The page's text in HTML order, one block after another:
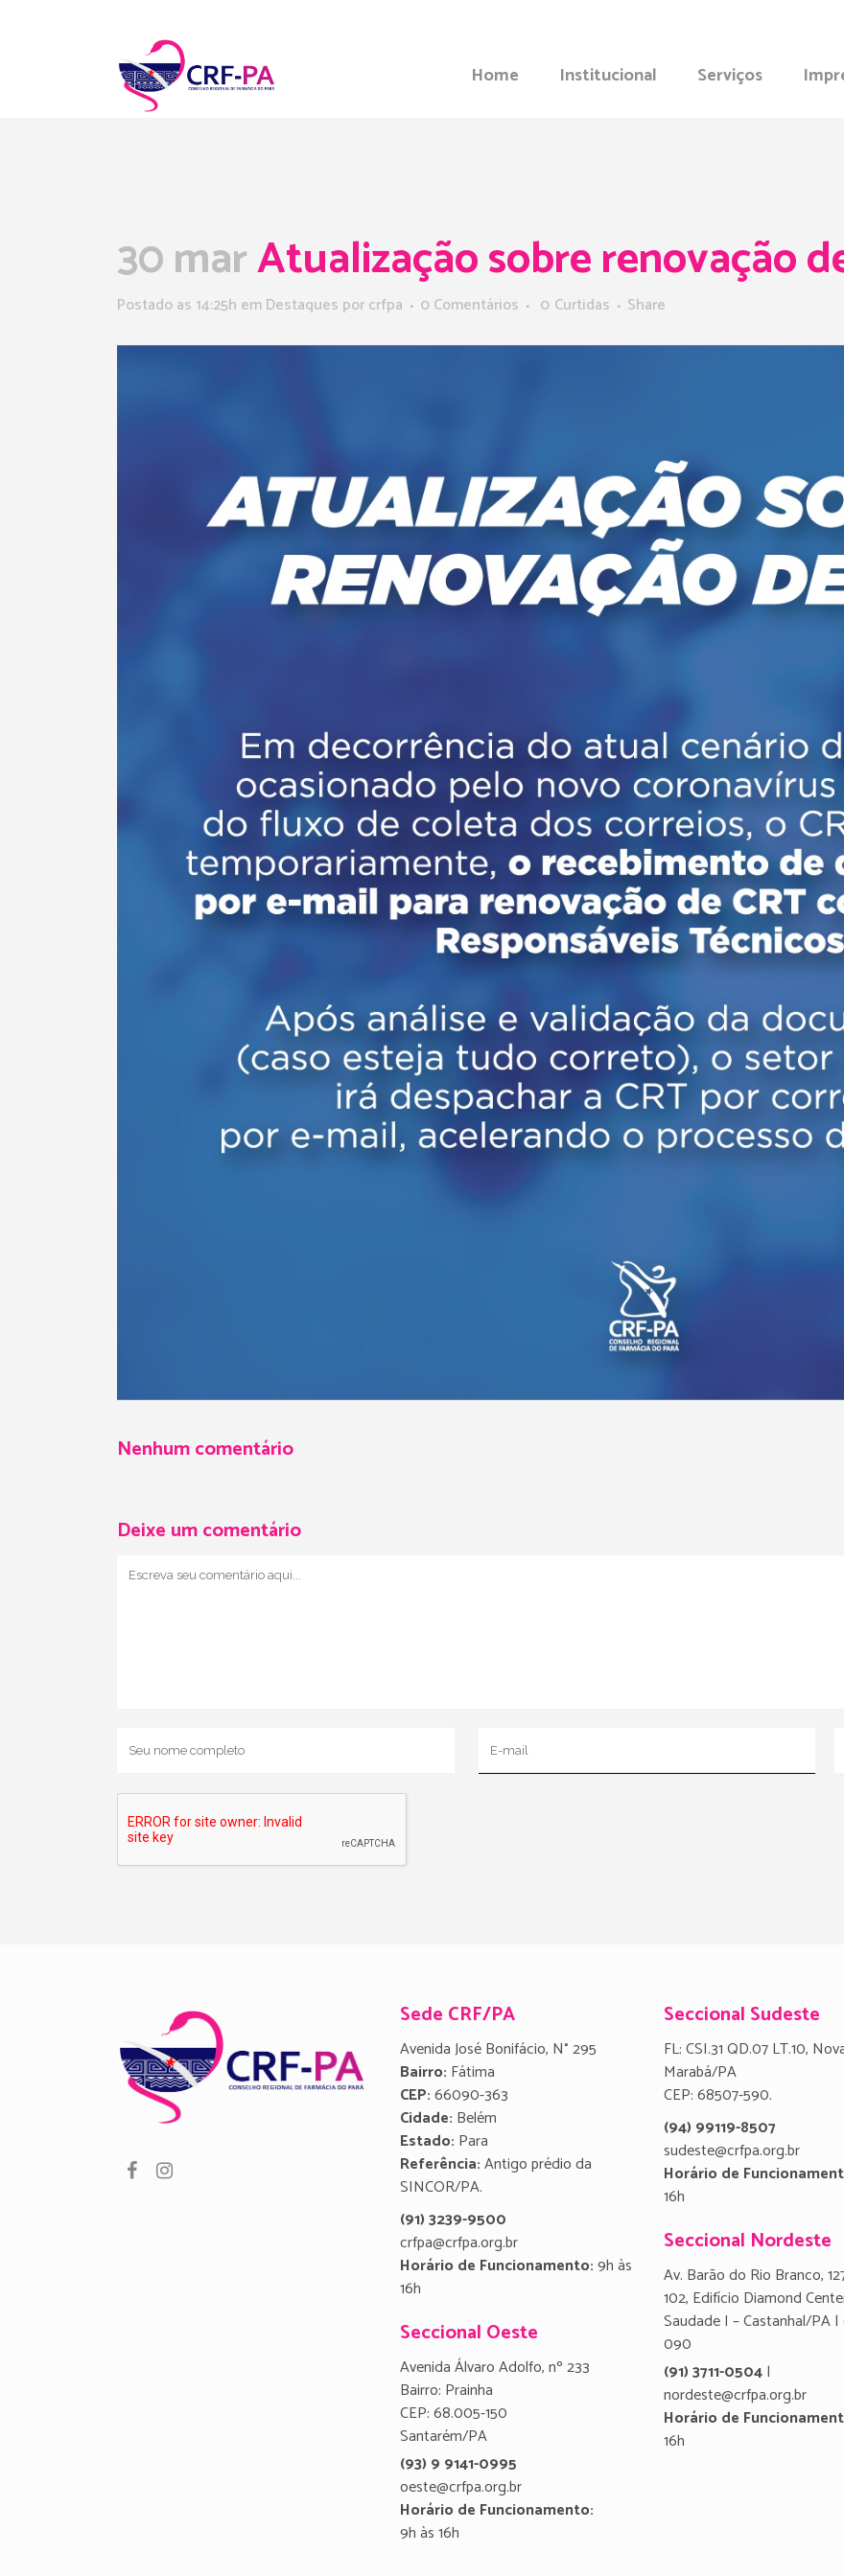
Home Institucional Serviços
30 marAtualização sobre renovação
Postado as 14:25h emDestaques porcrfpa 0 Comentários 0 Curtidas Share
Nenhum comentário
Deixe um comentário
Sede CRF/PA
Avenida José Bonifácio, N° 295
Bairro: Fátima
CEP:66090-363
Cidade: Belém
Estado: Para
Referência:Antigo prédio da
SINCOR/PA.
(91) 3239-9500
crfpa@crfpa.org.br
Horário de Funcionamento:9h às
16h
Seccional Oeste
Avenida Álvaro Adolfo, nº 233
Bairro: Prainha
CEP: 68.005-150
Santarém/PA
(93) 9 9141-0995
oeste@crfpa.org.br
Horário de Funcionamento:
9h às 16h
Seccional Sudeste
FL: CSI.31 QD.07 LT.10,
Marabá/PA
CEP: 68507-590.
(94) 99119-8507
sudeste@crfpa.org.br
Horário de
16h
Seccional Nordeste
Av. Barão do Rio Branco,
102, Edifício Diamond
Saudade I – Castanhal/PA
090
(91) 3711-0504|
nordeste@crfpa.org.br
Horário de
16h